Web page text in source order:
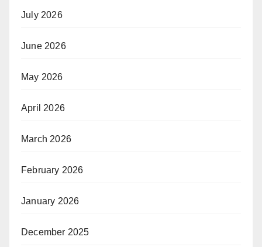
July 2026
June 2026
May 2026
April 2026
March 2026
February 2026
January 2026
December 2025